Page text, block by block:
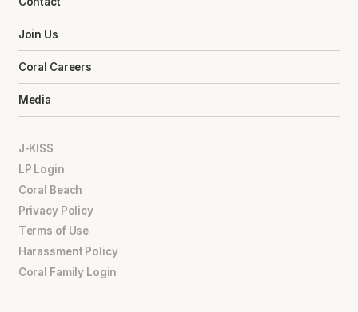
Join Us
Coral Careers
Media
J-KISS
LP Login
Coral Beach
Privacy Policy
Terms of Use
Harassment Policy
Coral Family Login